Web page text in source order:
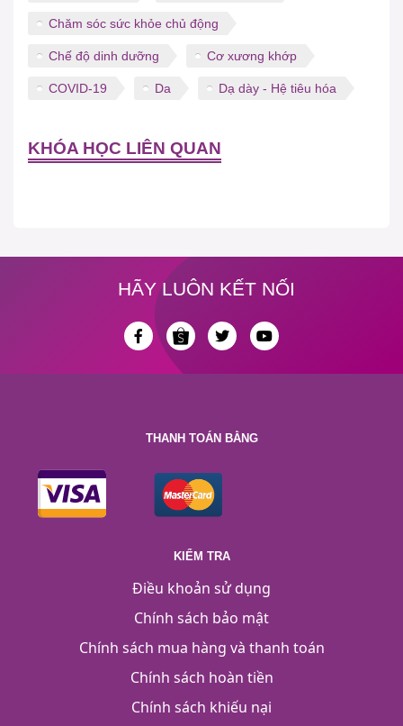
Chăm sóc sức khỏe chủ động
Chế độ dinh dưỡng Cơ xương khớp
COVID-19 Da Dạ dày - Hệ tiêu hóa
KHÓA HỌC LIÊN QUAN
HÃY LUÔN KẾT NỐI
THANH TOÁN BẰNG
KIỂM TRA
Điều khoản sử dụng
Chính sách bảo mật
Chính sách mua hàng và thanh toán
Chính sách hoàn tiền
Chính sách khiếu nại